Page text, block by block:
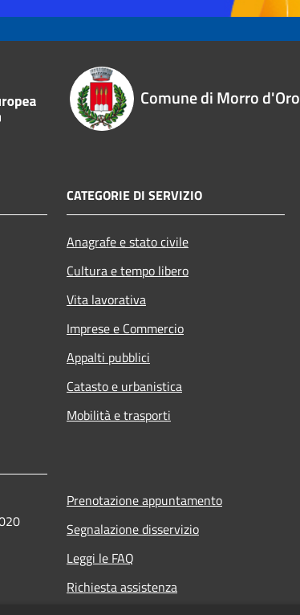
Comune di Morro d'Oro
CATEGORIE DI SERVIZIO
Anagrafe e stato civile
Cultura e tempo libero
Vita lavorativa
Imprese e Commercio
Appalti pubblici
Catasto e urbanistica
Mobilità e trasporti
Prenotazione appuntamento
Segnalazione disservizio
Leggi le FAQ
Richiesta assistenza